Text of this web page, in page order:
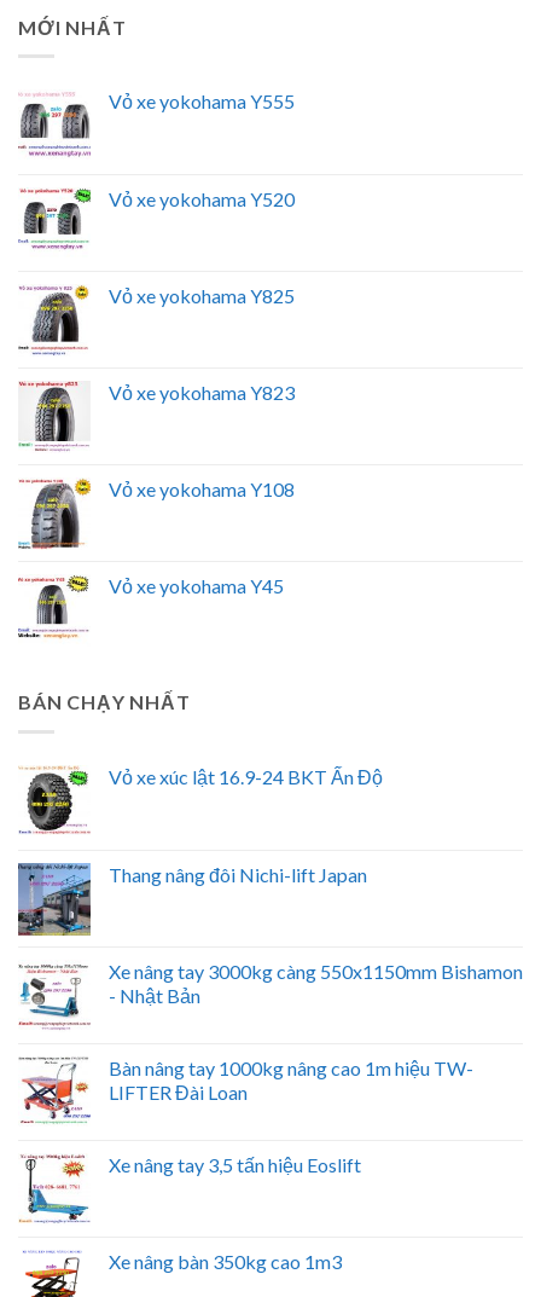
MỚI NHẤT
Vỏ xe yokohama Y555
Vỏ xe yokohama Y520
Vỏ xe yokohama Y825
Vỏ xe yokohama Y823
Vỏ xe yokohama Y108
Vỏ xe yokohama Y45
BÁN CHẠY NHẤT
Vỏ xe xúc lật 16.9-24 BKT Ấn Độ
Thang nâng đôi Nichi-lift Japan
Xe nâng tay 3000kg càng 550x1150mm Bishamon
- Nhật Bản
Bàn nâng tay 1000kg nâng cao 1m hiệu TW-
LIFTER Đài Loan
Xe nâng tay 3,5 tấn hiệu Eoslift
Xe nâng bàn 350kg cao 1m3